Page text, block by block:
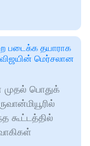
படைக்க தயாராக
மெர்சலான
முதல் பொதுக்
கூட்டத்தில்